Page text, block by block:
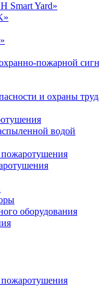
Smart Yard»
пожарной
и охраны
водой
пожаротушения
оборудования
пожаротушения